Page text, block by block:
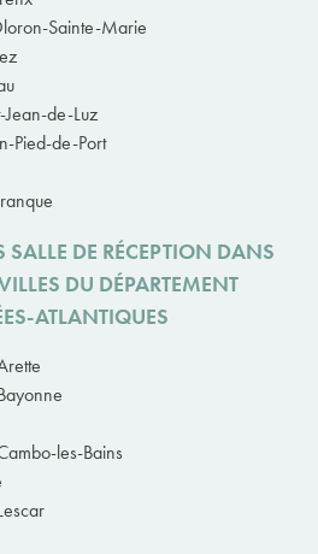
Sainte-Marie
de-Luz
Pied-de-Port
SALLE DE RÉCEPTION DANS
DU DÉPARTEMENT
ATLANTIQUES
les-Bains